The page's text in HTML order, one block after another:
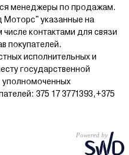
менеджеры по продажам.
указанные на
контактами для связи
покупателей.
исполнительных и
государственной
375 17 3771393,+375